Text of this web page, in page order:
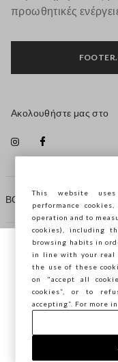
ΒΟΗΘΕΙΑ
ΠΡΑΚΤΟΡΕΙΟ
ΕΠΙΚΟΙΝΩΝΗΣΤΕ ΜΑΖΙ
προωθητικές
Ακολουθήστε μας στο
Copyright © Ovs
Περιηγείστε στο
να αποθηκεύσετε
This website uses
performance
operation and to
cookies), including
browsing habits in
in line with your real
the use of these
on "accept all
cookies”, or to
accepting”. For more